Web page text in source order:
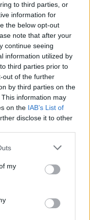
to third parties, or
information for
the below opt-out
note that after your
continue seeing
information utilized by
third parties prior to
out of the further
by third parties on the
This information may
on the IAB’s List of
disclose it to other
one or more Google
You may click to
third-party tags to
in below Google
my
a selejtes
statisztikákat
a kiváltott
háttérbe
pedig épp
hősei: épp
elemzőkészség
és – hangozzék
is – esetenként
kulcsa.
történetekből
a lap
pedig – részben
annyira
a Boston